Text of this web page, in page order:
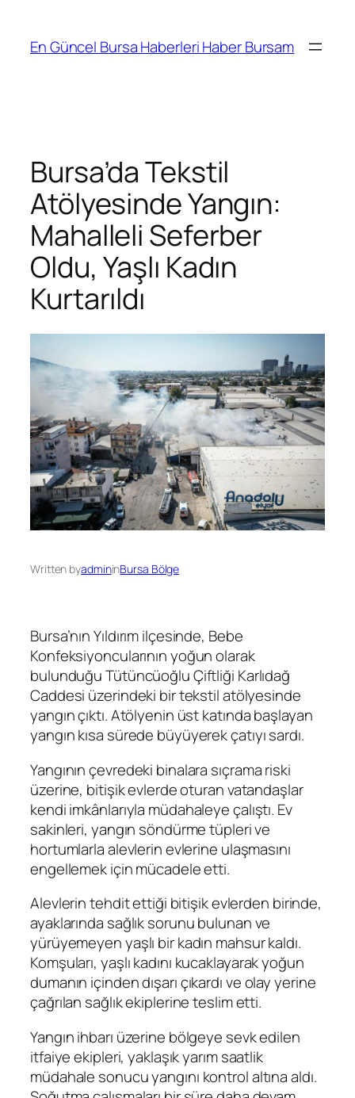
En Güncel Bursa Haberleri Haber Bursam
Bursa’da Tekstil
Atölyesinde Yangın:
Mahalleli Seferber
Oldu, Yaşlı Kadın
Kurtarıldı
Written byadmininBursa Bölge
Bursa’nın Yıldırım ilçesinde, Bebe
Konfeksiyoncularının yoğun olarak
bulunduğu Tütüncüoğlu Çiftliği Karlıdağ
Caddesi üzerindeki bir tekstil atölyesinde
yangın çıktı. Atölyenin üst katında başlayan
yangın kısa sürede büyüyerek çatıyı sardı.
Yangının çevredeki binalara sıçrama riski
üzerine, bitişik evlerde oturan vatandaşlar
kendi imkânlarıyla müdahaleye çalıştı. Ev
sakinleri, yangın söndürme tüpleri ve
hortumlarla alevlerin evlerine ulaşmasını
engellemek için mücadele etti.
Alevlerin tehdit ettiği bitişik evlerden birinde,
ayaklarında sağlık sorunu bulunan ve
yürüyemeyen yaşlı bir kadın mahsur kaldı.
Komşuları, yaşlı kadını kucaklayarak yoğun
dumanın içinden dışarı çıkardı ve olay yerine
çağrılan sağlık ekiplerine teslim etti.
Yangın ihbarı üzerine bölgeye sevk edilen
itfaiye ekipleri, yaklaşık yarım saatlik
müdahale sonucu yangını kontrol altına aldı.